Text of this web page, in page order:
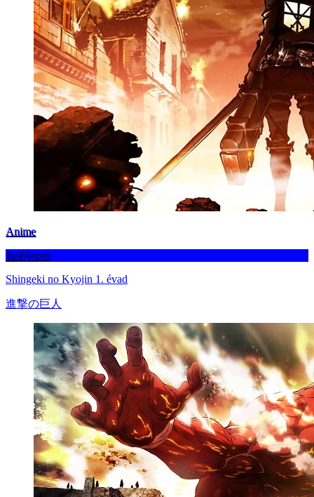
Anime
Befejezett
Shingeki no Kyojin 1. évad
進撃の巨人